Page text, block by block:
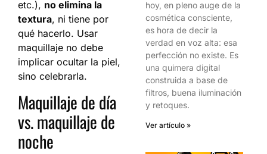
etc.), no elimina la
textura, ni tiene por
qué hacerlo. Usar
maquillaje no debe
implicar ocultar la piel,
sino celebrarla.
Maquillaje de día
vs. maquillaje de
noche
hoy, en pleno auge de la
cosmética consciente,
es hora de decir la
verdad en voz alta: esa
perfección no existe. Es
una quimera digital
construida a base de
filtros, buena iluminación
y retoques.
Ver artículo »